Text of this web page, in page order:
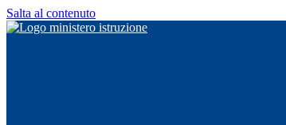
Salta al contenuto